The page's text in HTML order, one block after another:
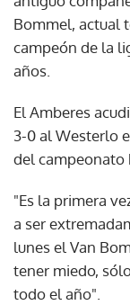
Bommel, actual
campeón de la
años.
El Amberes
3-0 al Westerlo
del campeonato
"Es la primera
a ser
lunes el Van
tener miedo,
todo el año".